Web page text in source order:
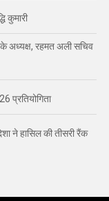
कुमारी
अध्यक्ष, रहमत अली सचिव
प्रतियोगिता
ने हासिल की तीसरी रैंक